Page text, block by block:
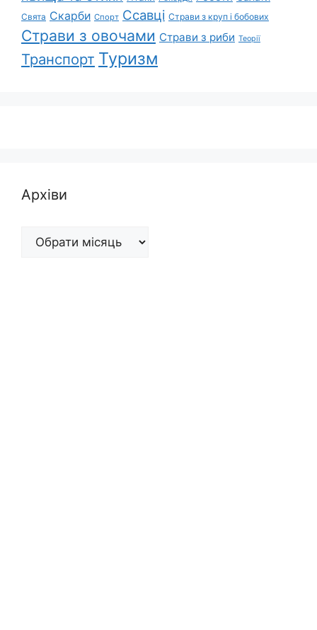
Свята Скарби Спорт Ссавці Страви з круп і бобових
Страви з овочами Страви з риби Теорії
Транспорт Туризм
Архіви
Архіви